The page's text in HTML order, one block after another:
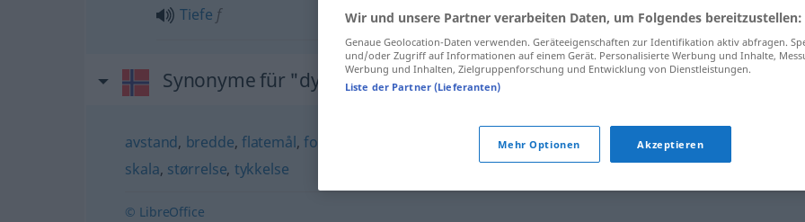
Tiefe f dybde
Synonyme für "dybde"
avstand, bredde, flatemål, forhold ,lengde,mengde mål,omfang
skala, størrelse, tykkelse
© LibreOffice
Wir und unsere Partner verarbeiten Daten, um Folgendes bereitzustellen:
Genaue Geolocation-Daten verwenden. Geräteeigenschaften zur Identifikation aktiv abfragen.
und/oder Zugriff auf Informationen auf einem Gerät. Personalisierte Werbung und Inhalte,
Werbung und Inhalten, Zielgruppenforschung und Entwicklung von Dienstleistungen.
Liste der Partner (Lieferanten)
Mehr Optionen Akzeptieren